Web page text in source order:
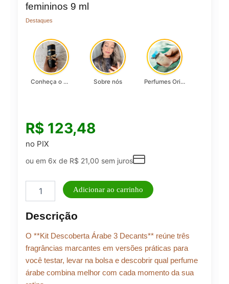
femininos 9 ml
Destaques
Conheça o Asad, da Lattafa… Sobre nós Perfumes Originais
R$ 123,48
no PIX
ou em 6x de R$ 21,00 sem juros
Descoberta
3
femininos
9
quantidade
Adicionar ao carrinho
Descrição
O **Kit Descoberta Árabe 3 Decants** reúne três
fragrâncias marcantes em versões práticas para
você testar, levar na bolsa e descobrir qual perfume
árabe combina melhor com cada momento da sua